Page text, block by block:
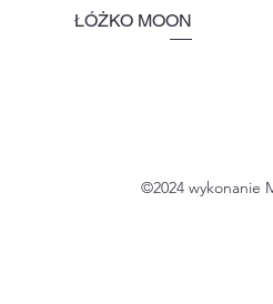
ŁÓŻKO MOON
©2024 wykonanie